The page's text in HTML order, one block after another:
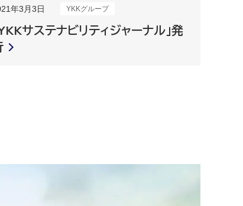
年3月3日 YKKグループ
YKKサステナビリティジャーナル」発